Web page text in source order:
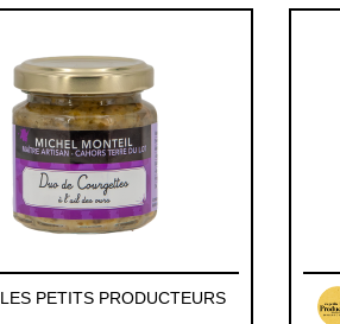
1 avis
LES PETITS PRODUCTEURS